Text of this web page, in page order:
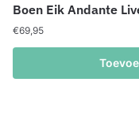
Boen Eik Andante
€69,95